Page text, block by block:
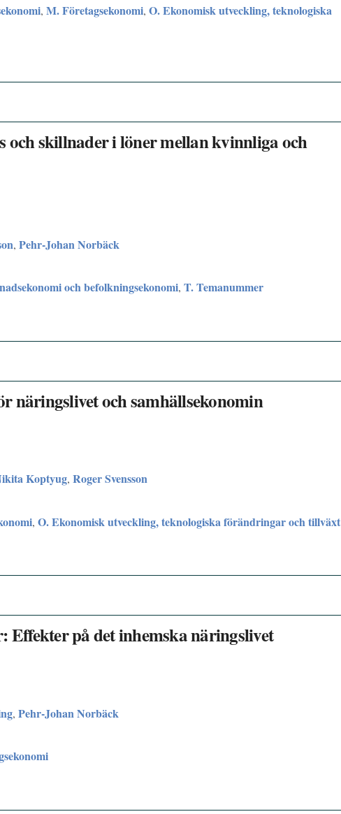
, M. Företagsekonomi, O. Ekonomisk utveckling, teknologiska
skillnader i löner mellan kvinnliga och
, Pehr-Johan Norbäck
och befolkningsekonomi, T. Temanummer
näringslivet och samhällsekonomin
Koptyug, Roger Svensson
, O. Ekonomisk utveckling, teknologiska förändringar och tillväxt
på det inhemska näringslivet
, Pehr-Johan Norbäck